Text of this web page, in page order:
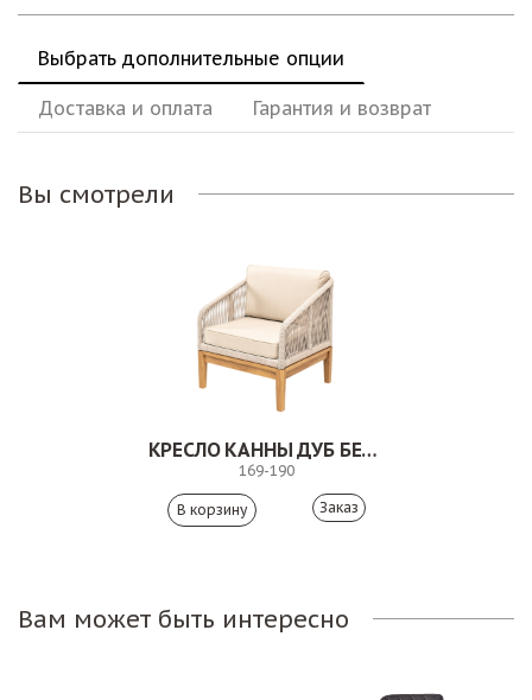
Выбрать дополнительные опции
Доставка и оплата Гарантия и возврат
Вы смотрели
КРЕСЛО КАННЫ ДУБ БЕЖЕВЫЙ
169-190
Заказ
Вам может быть интересно